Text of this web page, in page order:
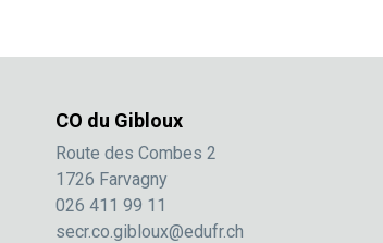
CO du Gibloux
Route des Combes 2
1726 Farvagny
026 411 99 11
secr.co.gibloux@edufr.ch